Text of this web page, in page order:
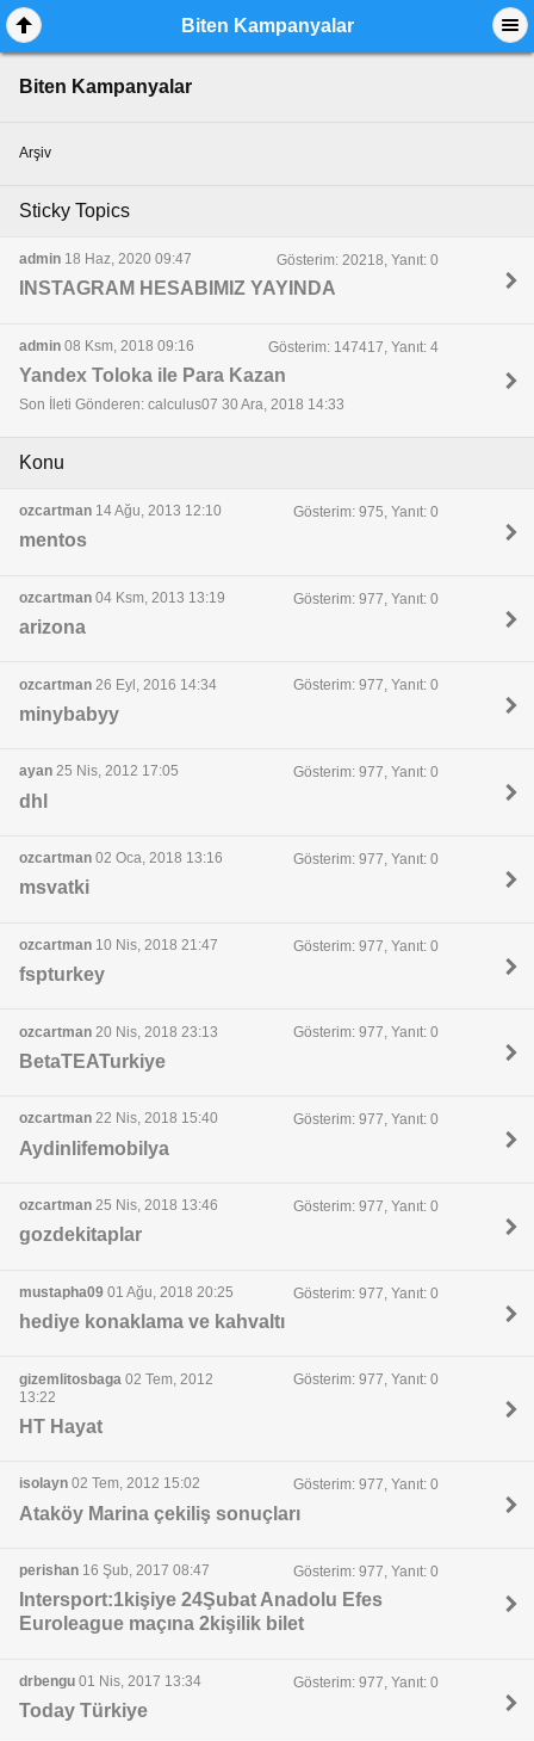
Biten Kampanyalar
Biten Kampanyalar
Arşiv
Sticky Topics
admin 18 Haz, 2020 09:47 Gösterim: 20218, Yanıt: 0
INSTAGRAM HESABIMIZ YAYINDA
admin 08 Ksm, 2018 09:16 Gösterim: 147417, Yanıt: 4
Yandex Toloka ile Para Kazan
Son İleti Gönderen: calculus07 30 Ara, 2018 14:33
Konu
ozcartman 14 Ağu, 2013 12:10 Gösterim: 975, Yanıt: 0
mentos
ozcartman 04 Ksm, 2013 13:19 Gösterim: 977, Yanıt: 0
arizona
ozcartman 26 Eyl, 2016 14:34 Gösterim: 977, Yanıt: 0
minybabyy
ayan 25 Nis, 2012 17:05 Gösterim: 977, Yanıt: 0
dhl
ozcartman 02 Oca, 2018 13:16 Gösterim: 977, Yanıt: 0
msvatki
ozcartman 10 Nis, 2018 21:47 Gösterim: 977, Yanıt: 0
fspturkey
ozcartman 20 Nis, 2018 23:13 Gösterim: 977, Yanıt: 0
BetaTEATurkiye
ozcartman 22 Nis, 2018 15:40 Gösterim: 977, Yanıt: 0
Aydinlifemobilya
ozcartman 25 Nis, 2018 13:46 Gösterim: 977, Yanıt: 0
gozdekitaplar
mustapha09 01 Ağu, 2018 20:25 Gösterim: 977, Yanıt: 0
hediye konaklama ve kahvaltı
gizemlitosbaga 02 Tem, 2012
13:22
Gösterim: 977, Yanıt: 0
HT Hayat
isolayn 02 Tem, 2012 15:02 Gösterim: 977, Yanıt: 0
Ataköy Marina çekiliş sonuçları
perishan 16 Şub, 2017 08:47 Gösterim: 977, Yanıt: 0
Intersport:1kişiye 24Şubat Anadolu Efes
Euroleague maçına 2kişilik bilet
drbengu 01 Nis, 2017 13:34 Gösterim: 977, Yanıt: 0
Today Türkiye